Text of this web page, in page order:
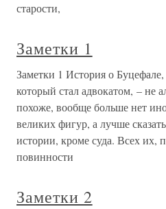
старости,
Заметки 1
Заметки 1 История о
который стал адвокатом, – не
похоже, вообще больше нет
великих фигур, а лучше
истории, кроме суда. Всех их,
повинности
Заметки 2